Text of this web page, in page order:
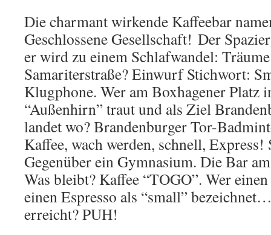
Die charmant wirkende Kaffeebar
Geschlossene Gesellschaft! Der
er wird zu einem Schlafwandel:
Samariterstraße? Einwurf Stichwort:
Klugphone. Wer am Boxhagener Platz
“Außenhirn” traut und als Ziel
landet wo? Brandenburger Tor-
Kaffee, wach werden, schnell, Express!
Gegenüber ein Gymnasium. Die Bar
Was bleibt? Kaffee “TOGO”. Wer
einen Espresso als “small”
erreicht? PUH!